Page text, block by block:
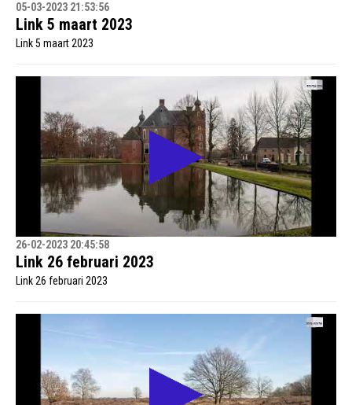
05-03-2023 21:53:56
Link 5 maart 2023
Link 5 maart 2023
26-02-2023 20:45:58
Link 26 februari 2023
Link 26 februari 2023